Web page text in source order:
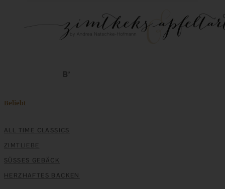
Beliebt
ALL TIME CLASSICS
ZIMTLIEBE
SÜSSES GEBÄCK
HERZHAFTES BACKEN